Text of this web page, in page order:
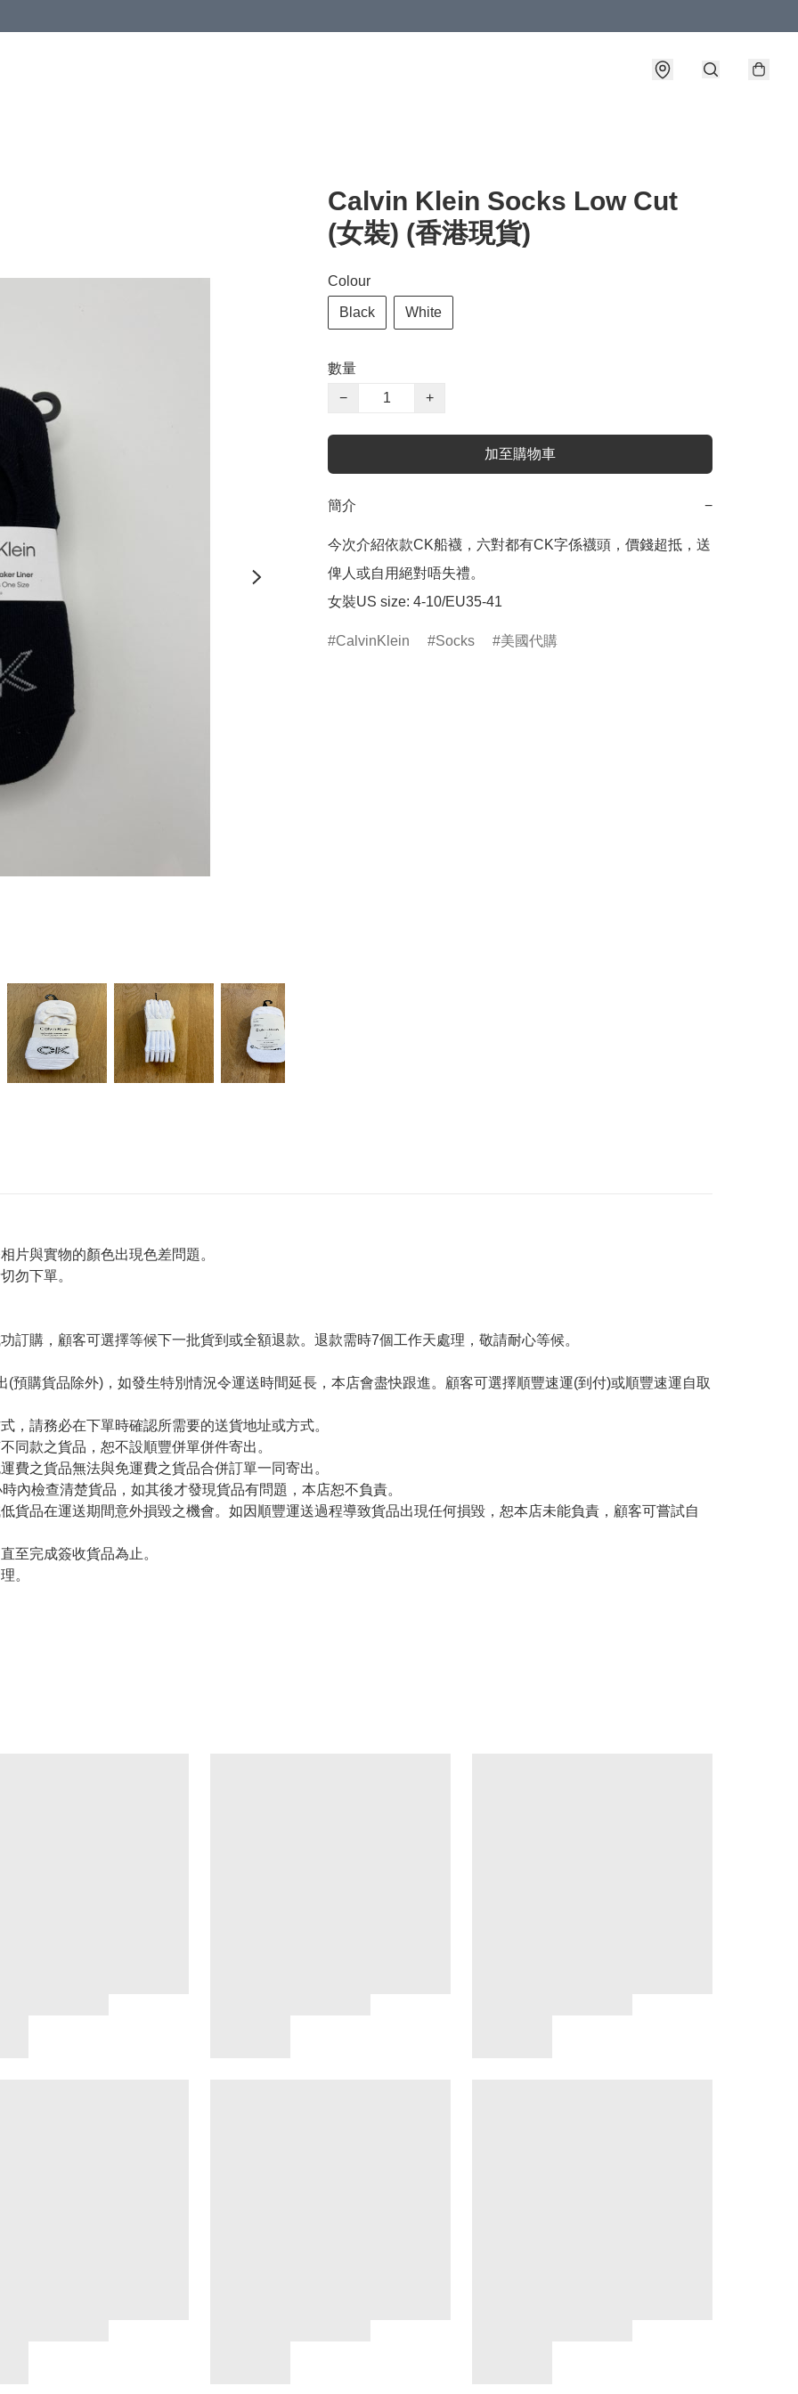
Calvin Klein Socks Low Cut
(女裝) (香港現貨)
Colour
Black White
數量
−
+
加至購物車
簡介 −
今次介紹依款CK船襪，六對都有CK字係襪頭，價錢超抵，送
俾人或自用絕對唔失禮。
女裝US size: 4-10/EU35-41
CalvinKlein Socks 美國代購
與實物的顏色出現色差問題。
勿下單。
購，顧客可選擇等候下一批貨到或全額退款。退款需時7個工作天處理，敬請耐心等候。
購貨品除外)，如發生特別情況令運送時間延長，本店會盡快跟進。顧客可選擇順豐速運(到付)或順豐速運自取
請務必在下單時確認所需要的送貨地址或方式。
款之貨品，恕不設順豐併單併件寄出。
之貨品無法與免運費之貨品合併訂單一同寄出。
檢查清楚貨品，如其後才發現貨品有問題，本店恕不負責。
品在運送期間意外損毀之機會。如因順豐運送過程導致貨品出現任何損毀，恕本店未能負責，顧客可嘗試自
完成簽收貨品為止。
。